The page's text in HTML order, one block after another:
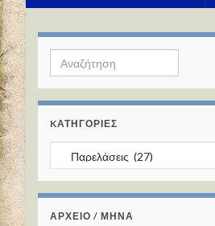
Search for:
KΑΤΗΓΟΡΊΕΣ
Kατηγορίες
ΑΡΧΕΙΟ / ΜΗΝΑ